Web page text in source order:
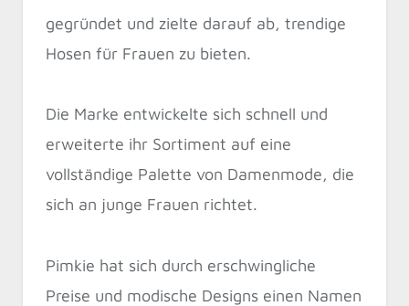
gegründet und zielte darauf ab, trendige
Hosen für Frauen zu bieten.
Die Marke entwickelte sich schnell und
erweiterte ihr Sortiment auf eine
vollständige Palette von Damenmode, die
sich an junge Frauen richtet.
Pimkie hat sich durch erschwingliche
Preise und modische Designs einen Namen